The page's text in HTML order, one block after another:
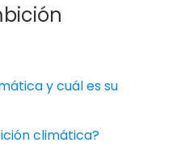
y cuál es su
climática?